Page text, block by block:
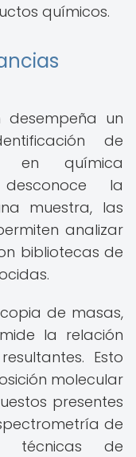
químicos.
desempeña un
de
en química
la
muestra, las
analizar
bibliotecas de
de masas,
la relación
Esto
molecular
presentes
de
técnicas de